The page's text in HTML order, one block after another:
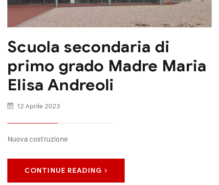
Scuola secondaria di
primo grado Madre Maria
Elisa Andreoli
12 Aprile 2023
Nuova costruzione
CONTINUE READING